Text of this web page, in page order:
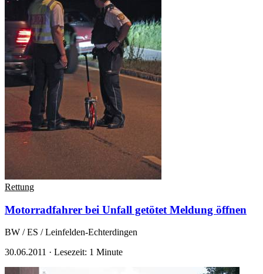
Rettung
Motorradfahrer bei Unfall getötet Meldung öffnen
BW / ES / Leinfelden-Echterdingen
30.06.2011 · Lesezeit: 1 Minute